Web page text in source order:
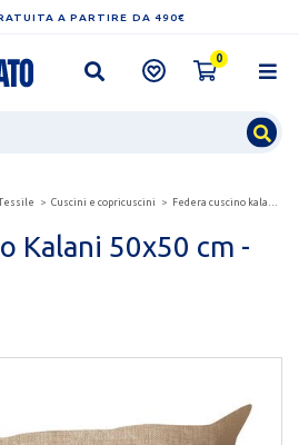
A PARTIRE DA 490€
0
Cuscini e copricuscini Federa cuscino kalani 50x50 cm - nocciola
Kalani 50x50 cm -